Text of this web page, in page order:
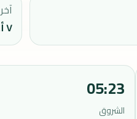
٧ أغسطس ٢٠٢٦ في ١٢:١٨ ص
05:23
الشروق